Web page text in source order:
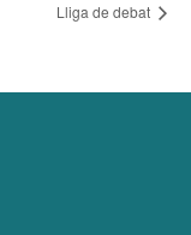
Lliga de debat